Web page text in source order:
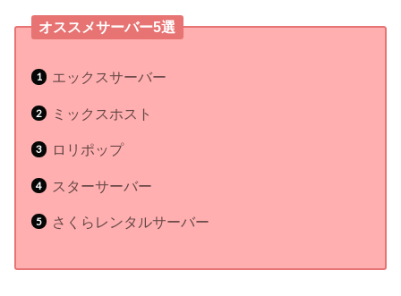
オススメサーバー5選
エックスサーバー
ミックスホスト
ロリポップ
スターサーバー
さくらレンタルサーバー